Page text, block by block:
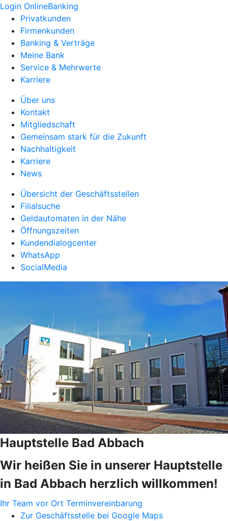
Login OnlineBanking
Privatkunden
Firmenkunden
Banking & Verträge
Meine Bank
Service & Mehrwerte
Karriere
Über uns
Kontakt
Mitgliedschaft
Gemeinsam stark für die Zukunft
Nachhaltigkeit
Karriere
News
Übersicht der Geschäftsstellen
Filialsuche
Geldautomaten in der Nähe
Öffnungszeiten
Kundendialogcenter
WhatsApp
SocialMedia
Hauptstelle Bad Abbach
Wir heißen Sie in unserer Hauptstelle
in Bad Abbach herzlich willkommen!
Ihr Team vor Ort Terminvereinbarung
Zur Geschäftsstelle bei Google Maps